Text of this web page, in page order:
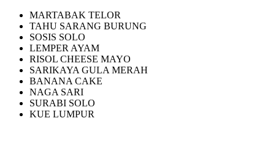
MARTABAK TELOR
TAHU SARANG BURUNG
SOSIS SOLO
LEMPER AYAM
RISOL CHEESE MAYO
SARIKAYA GULA MERAH
BANANA CAKE
NAGA SARI
SURABI SOLO
KUE LUMPUR